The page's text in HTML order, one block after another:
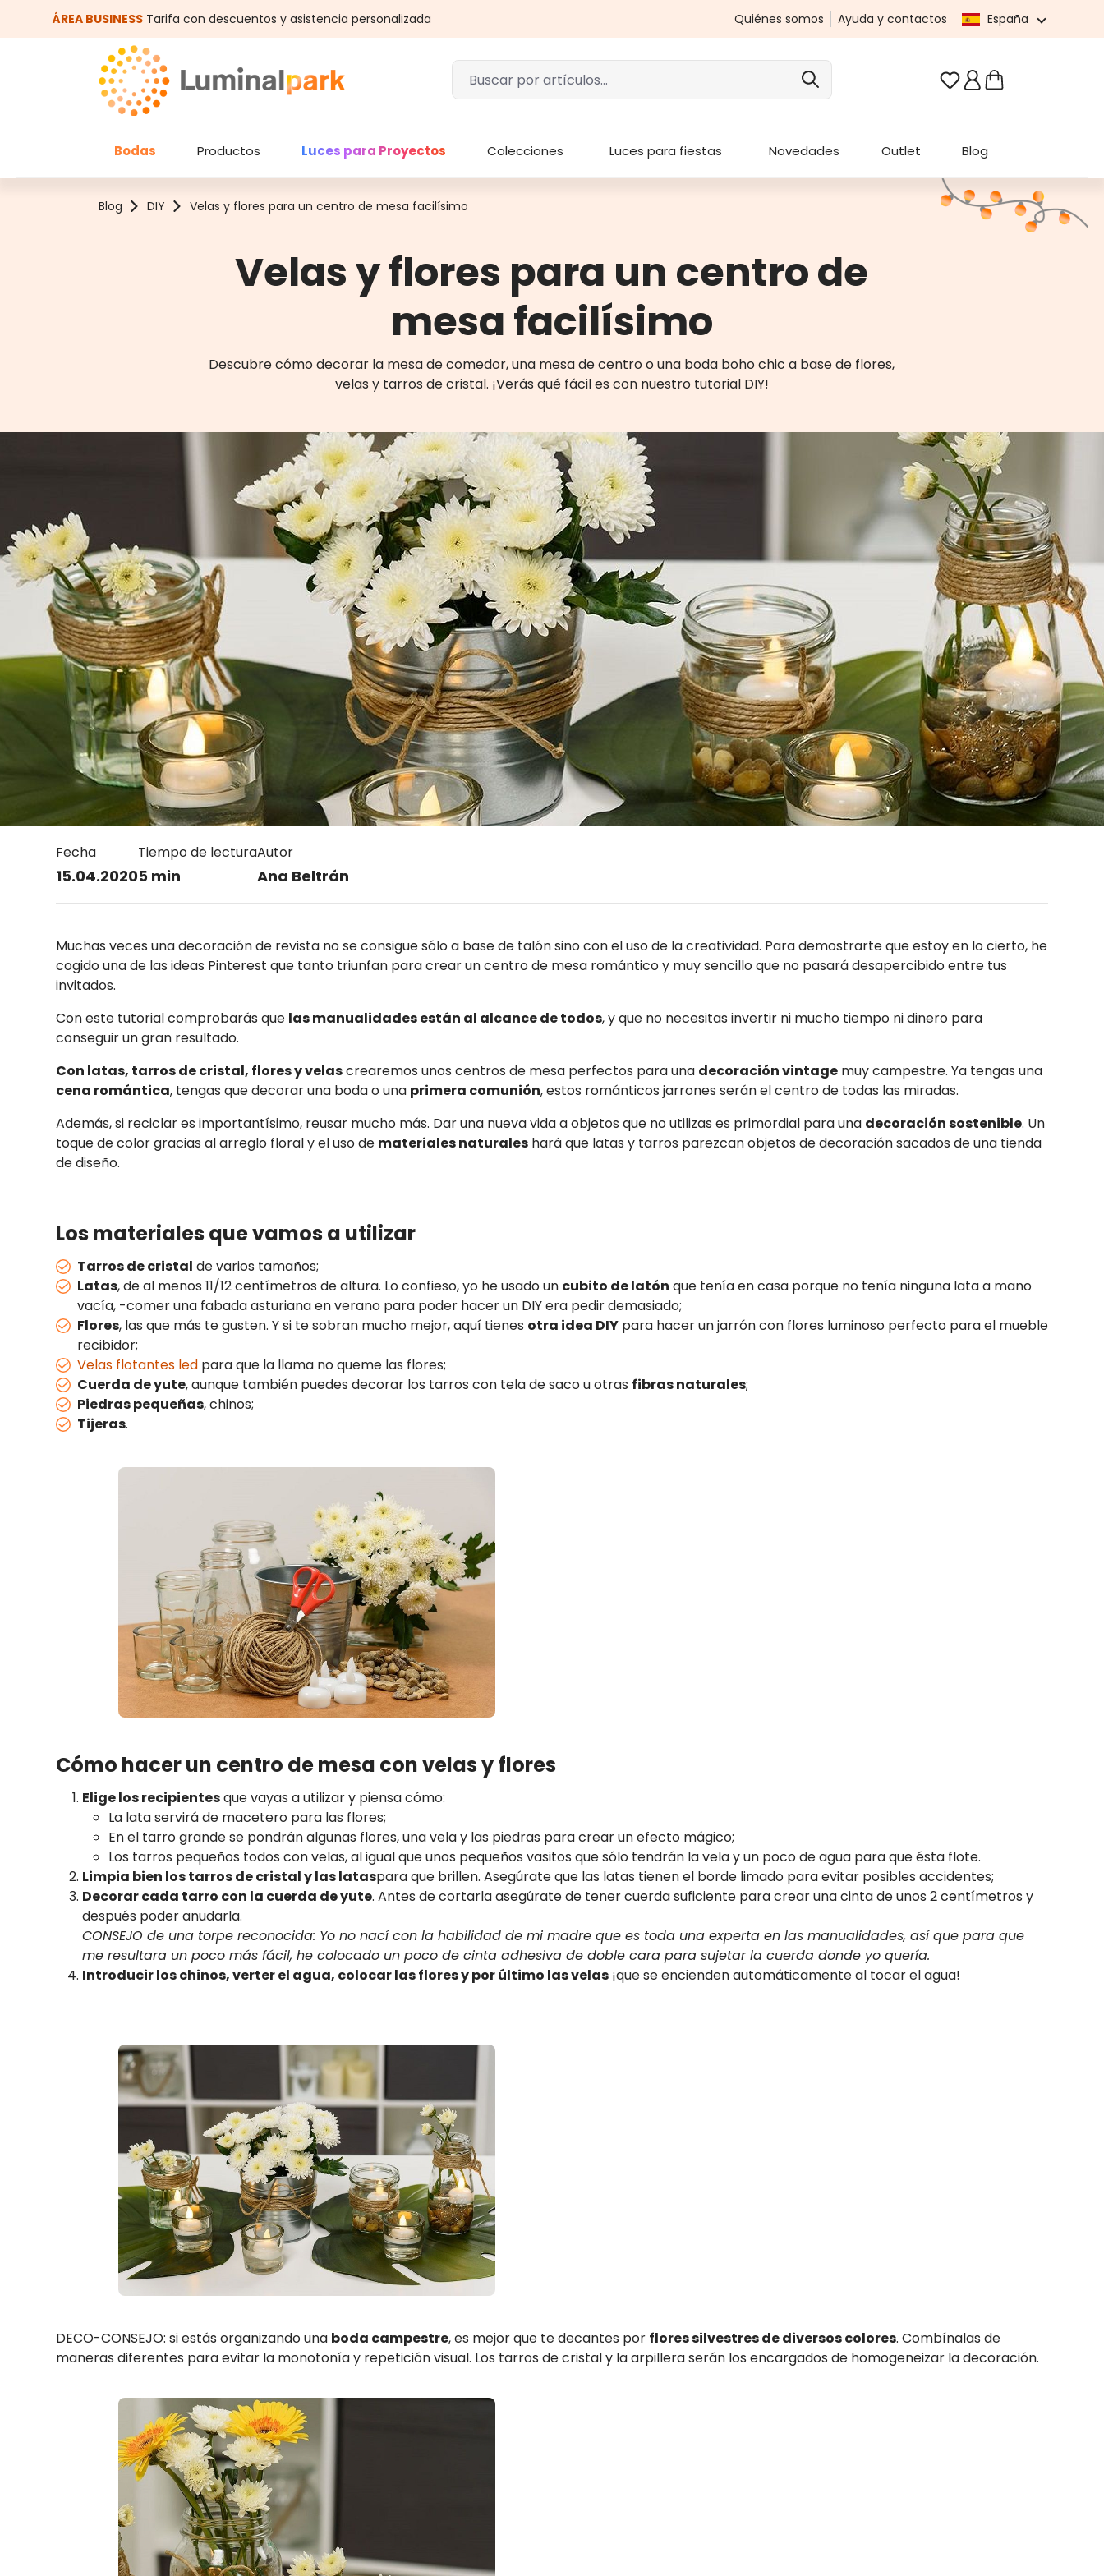
al contenido principal
Saltar a la búsqueda
ÁREA BUSINESS Tarifa con descuentos y asistencia personalizada Quiénes somos Ayuda y contactos España
Tienes 0 artículos en
Bodas Productos Luces para Proyectos Colecciones Luces para fiestas Novedades Outlet Blog
Blog DIY Velas y flores para un centro de mesa facilísimo
Velas y flores para un centro de
mesa facilísimo
Descubre cómo decorar la mesa de comedor, una mesa de centro o una boda boho chic a base de flores,
velas y tarros de cristal. ¡Verás qué fácil es con nuestro tutorial DIY!
Fecha
15.04.2020
Tiempo de lectura
5 min
Autor
Ana Beltrán
Muchas veces una decoración de revista no se consigue sólo a base de talón sino con el uso de la creatividad. Para demostrarte que estoy en lo cierto, he
cogido una de las ideas Pinterest que tanto triunfan para crear un centro de mesa romántico y muy sencillo que no pasará desapercibido entre tus
invitados.
Con este tutorial comprobarás que las manualidades están al alcance de todos, y que no necesitas invertir ni mucho tiempo ni dinero para
conseguir un gran resultado.
Con latas, tarros de cristal, flores y velascrearemos unos centros de mesa perfectos para una decoración vintage muy campestre. Ya tengas una
cena romántica, tengas que decorar una boda o una primera comunión, estos románticos jarrones serán el centro de todas las miradas.
Además, si reciclar es importantísimo, reusar mucho más. Dar una nueva vida a objetos que no utilizas es primordial para una decoración sostenible. Un
toque de color gracias al arreglo floral y el uso de materiales naturales hará que latas y tarros parezcan objetos de decoración sacados de una tienda
de diseño.
Los materiales que vamos a utilizar
Tarros de cristal de varios tamaños;
Latas, de al menos 11/12 centímetros de altura. Lo confieso, yo he usado un cubito de latón que tenía en casa porque no tenía ninguna lata a mano
vacía, -comer una fabada asturiana en verano para poder hacer un DIY era pedir demasiado;
Flores, las que más te gusten. Y si te sobran mucho mejor, aquí tienes otra idea DIY para hacer un jarrón con flores luminoso perfecto para el mueble
recibidor;
Velas flotantes led para que la llama no queme las flores;
Cuerda de yute, aunque también puedes decorar los tarros con tela de saco u otras fibras naturales;
Piedras pequeñas, chinos;
Tijeras.
Cómo hacer un centro de mesa con velas y flores
Elige los recipientesque vayas a utilizar y piensa cómo:
La lata servirá de macetero para las flores;
En el tarro grande se pondrán algunas flores, una vela y las piedras para crear un efecto mágico;
Los tarros pequeños todos con velas, al igual que unos pequeños vasitos que sólo tendrán la vela y un poco de agua para que ésta flote.
Limpia bien los tarros de cristal y las lataspara que brillen. Asegúrate que las latas tienen el borde limado para evitar posibles accidentes;
Decorar cada tarro con la cuerda de yute. Antes de cortarla asegúrate de tener cuerda suficiente para crear una cinta de unos 2 centímetros y
después poder anudarla.
CONSEJO de una torpe reconocida: Yo no nací con la habilidad de mi madre que es toda una experta en las manualidades, así que para que
me resultara un poco más fácil, he colocado un poco de cinta adhesiva de doble cara para sujetar la cuerda donde yo quería.
Introducir los chinos, verter el agua, colocar las flores y por último las velas ¡que se encienden automáticamente al tocar el agua!
DECO-CONSEJO: si estás organizando una boda campestre, es mejor que te decantes por flores silvestres de diversos colores. Combínalas de
maneras diferentes para evitar la monotonía y repetición visual. Los tarros de cristal y la arpillera serán los encargados de homogeneizar la decoración.